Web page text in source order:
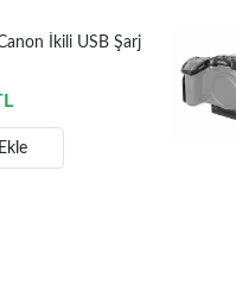
İkili USB Şarj